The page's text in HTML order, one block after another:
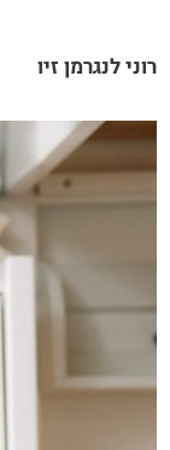
רוני לנגרמן זיו